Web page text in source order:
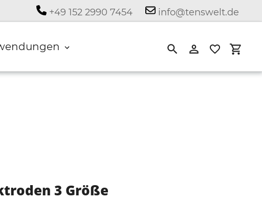
+49 152 2990 7454 info@tenswelt.de
SuchenEinloggen
3 Größe